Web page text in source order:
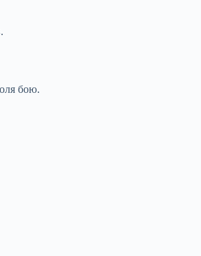
бою.